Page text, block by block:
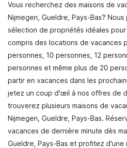
Vous recherchez des maisons de
Nijmegen, Gueldre, Pays-Bas?
sélection de propriétés idéales
compris des locations de vacances
personnes, 10 personnes, 12
personnes et même plus de 20
partir en vacances dans les
jetez un coup d'œil à nos offres de
trouverez plusieurs maisons de
Nijmegen, Gueldre, Pays-Bas.
vacances de dernière minute dès
Gueldre, Pays-Bas et profitez